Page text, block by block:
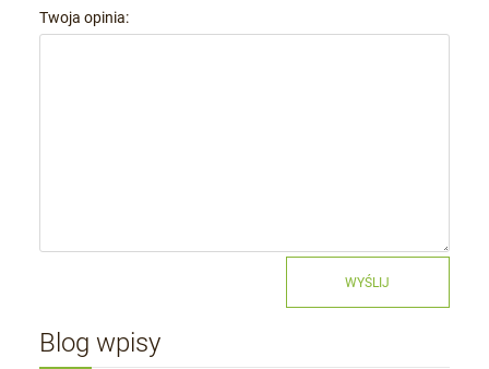
Twoja opinia:
WYŚLIJ
Blog wpisy